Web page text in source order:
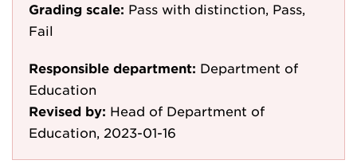
Grading scale: Pass with distinction, Pass,
Fail
Responsible department: Department of
Education
Revised by: Head of Department of
Education, 2023-01-16